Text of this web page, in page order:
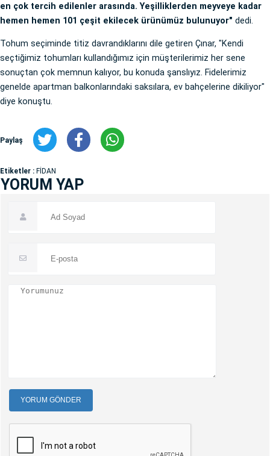
en çok tercih edilenler arasında. Yeşilliklerden meyveye kadar
hemen hemen 101 çeşit ekilecek ürünümüz bulunuyor" dedi.
Tohum seçiminde titiz davrandıklarını dile getiren Çınar, "Kendi
seçtiğimiz tohumları kullandığımız için müşterilerimiz her sene
sonuçtan çok memnun kalıyor, bu konuda şanslıyız. Fidelerimiz
genelde apartman balkonlarındaki saksılara, ev bahçelerine dikiliyor"
diye konuştu.
Paylaş
Etiketler : FİDAN
YORUM YAP
YORUM GÖNDER